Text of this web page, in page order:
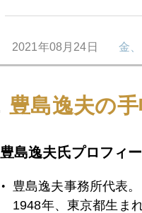
2021年08月24日 金
2021年08月23日 日
豊島逸夫の
豊島逸夫氏プロフィ
豊島逸夫事務所代表。
1948年、東京都生ま